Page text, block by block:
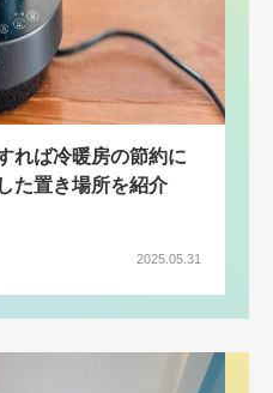
れば冷暖房の節約に
た置き場所を紹介
2025.05.31